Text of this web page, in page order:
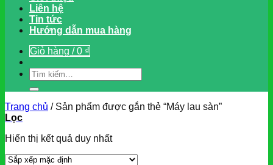
Liên hệ
Tin tức
Hướng dẫn mua hàng
Giỏ hàng /0 ₫
Tìm
kiếm:
Trang chủ /Sản phẩm được gắn thẻ “Máy lau sàn”
Lọc
Hiển thị kết quả duy nhất